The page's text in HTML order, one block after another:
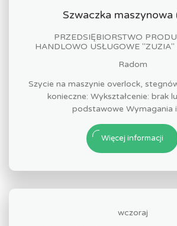
Szwaczka maszynowa
PRZEDSIĘBIORSTWO
HANDLOWO USŁUGOWE "ZUZIA"
Radom
Szycie na maszynie overlock,
konieczne: Wykształcenie: brak
podstawowe Wymagania
Więcej informacji
wczoraj